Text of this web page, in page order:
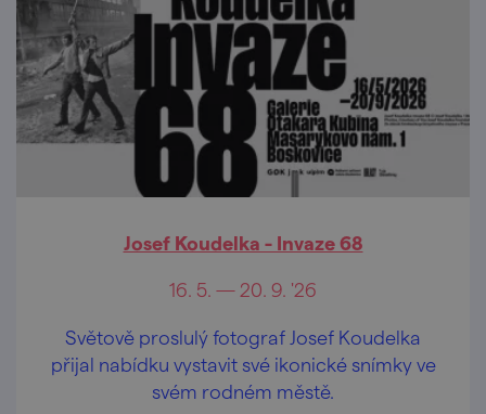
Josef Koudelka - Invaze 68
16. 5. — 20. 9. '26
Světově proslulý fotograf Josef Koudelka
přijal nabídku vystavit své ikonické snímky ve
svém rodném městě.